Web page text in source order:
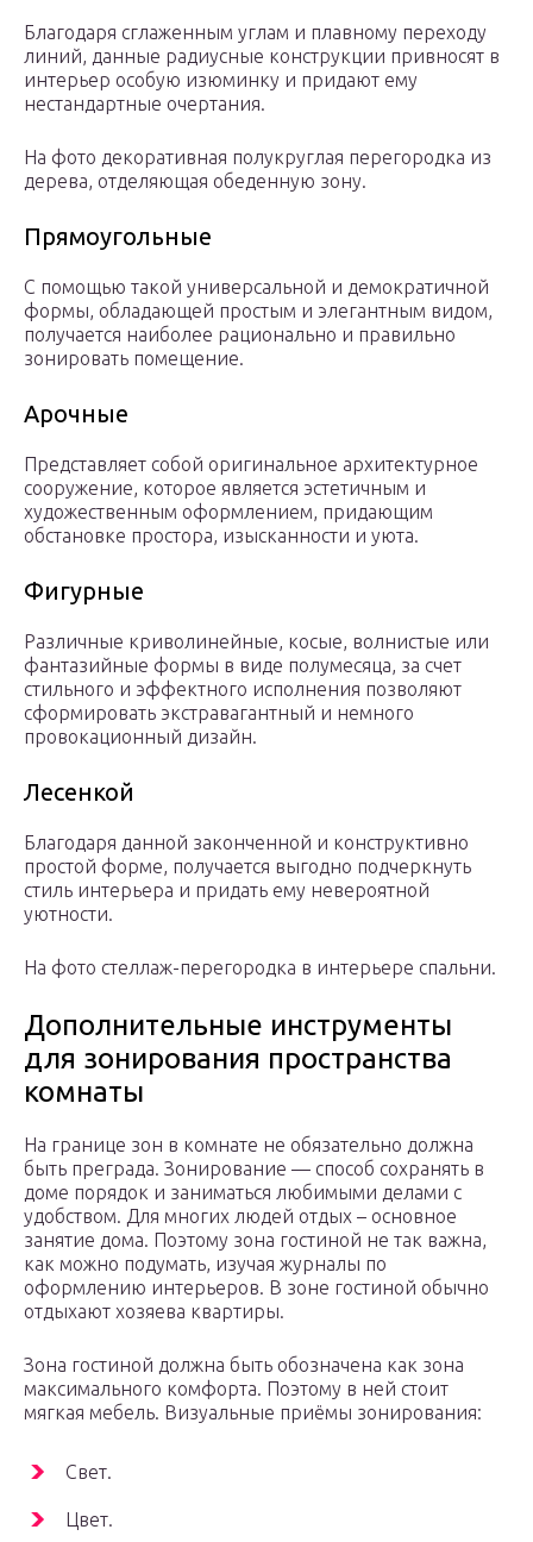
Благодаря сглаженным углам и плавному переходу
линий, данные радиусные конструкции привносят в
интерьер особую изюминку и придают ему
нестандартные очертания.
На фото декоративная полукруглая перегородка из
дерева, отделяющая обеденную зону.
Прямоугольные
С помощью такой универсальной и демократичной
формы, обладающей простым и элегантным видом,
получается наиболее рационально и правильно
зонировать помещение.
Арочные
Представляет собой оригинальное архитектурное
сооружение, которое является эстетичным и
художественным оформлением, придающим
обстановке простора, изысканности и уюта.
Фигурные
Различные криволинейные, косые, волнистые или
фантазийные формы в виде полумесяца, за счет
стильного и эффектного исполнения позволяют
сформировать экстравагантный и немного
провокационный дизайн.
Лесенкой
Благодаря данной законченной и конструктивно
простой форме, получается выгодно подчеркнуть
стиль интерьера и придать ему невероятной
уютности.
На фото стеллаж-перегородка в интерьере спальни.
Дополнительные инструменты
для зонирования пространства
комнаты
На границе зон в комнате не обязательно должна
быть преграда. Зонирование — способ сохранять в
доме порядок и заниматься любимыми делами с
удобством. Для многих людей отдых – основное
занятие дома. Поэтому зона гостиной не так важна,
как можно подумать, изучая журналы по
оформлению интерьеров. В зоне гостиной обычно
отдыхают хозяева квартиры.
Зона гостиной должна быть обозначена как зона
максимального комфорта. Поэтому в ней стоит
мягкая мебель. Визуальные приёмы зонирования:
Свет.
Цвет.